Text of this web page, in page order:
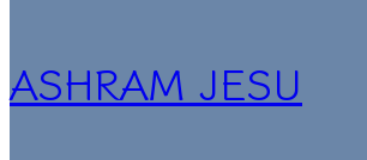
ASHRAM JESU